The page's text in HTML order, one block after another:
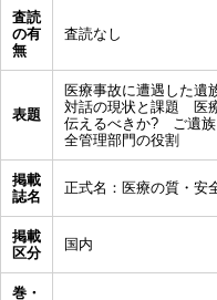
査読
の有
無
査読なし
表題
医療事故に遭遇した遺
対話の現状と課題 医
伝えるべきか? ご遺族
全管理部門の役割
掲載
誌名
正式名：医療の質・安
掲載
区分
国内
巻・